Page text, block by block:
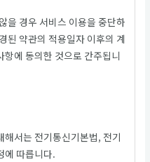
을 경우 서비스 이용을 중단하
된 약관의 적용일자 이후의 계
에 동의한 것으로 간주됩니
해서는 전기통신기본법, 전기
에 따릅니다.